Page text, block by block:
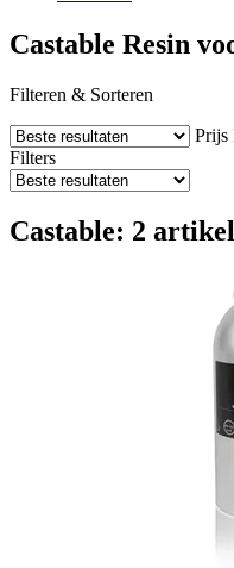
Castable Resin
Filteren & Sorteren
Prijs
Filters
Castable: 2